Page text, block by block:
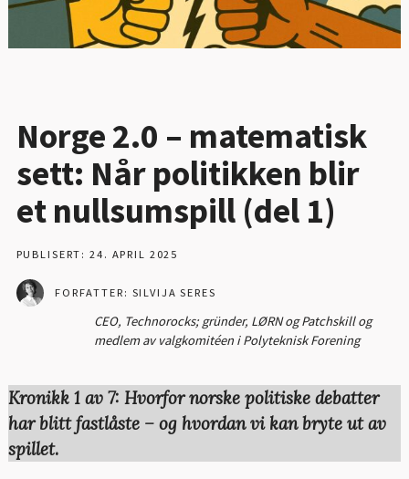
Norge 2.0 – matematisk
sett: Når politikken blir
et nullsumspill (del 1)
PUBLISERT: 24. APRIL 2025
FORFATTER: SILVIJA SERES
CEO, Technorocks; gründer, LØRN og Patchskill og
medlem av valgkomitéen i Polyteknisk Forening
Kronikk 1 av 7: Hvorfor norske politiske debatter
har blitt fastlåste – og hvordan vi kan bryte ut av
spillet.